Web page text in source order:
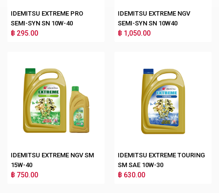
IDEMITSU EXTREME PRO
SEMI-SYN SN 10W-40
฿ 295.00
IDEMITSU EXTREME NGV
SEMI-SYN SN 10W40
฿ 1,050.00
IDEMITSU EXTREME NGV SM
15W-40
฿ 750.00
IDEMITSU EXTREME TOURING
SM SAE 10W-30
฿ 630.00